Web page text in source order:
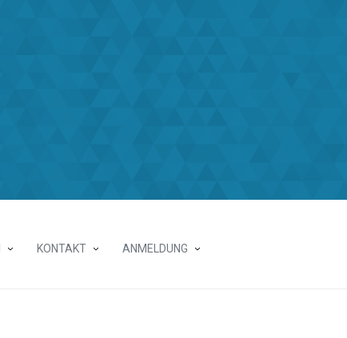
KONTAKT ANMELDUNG